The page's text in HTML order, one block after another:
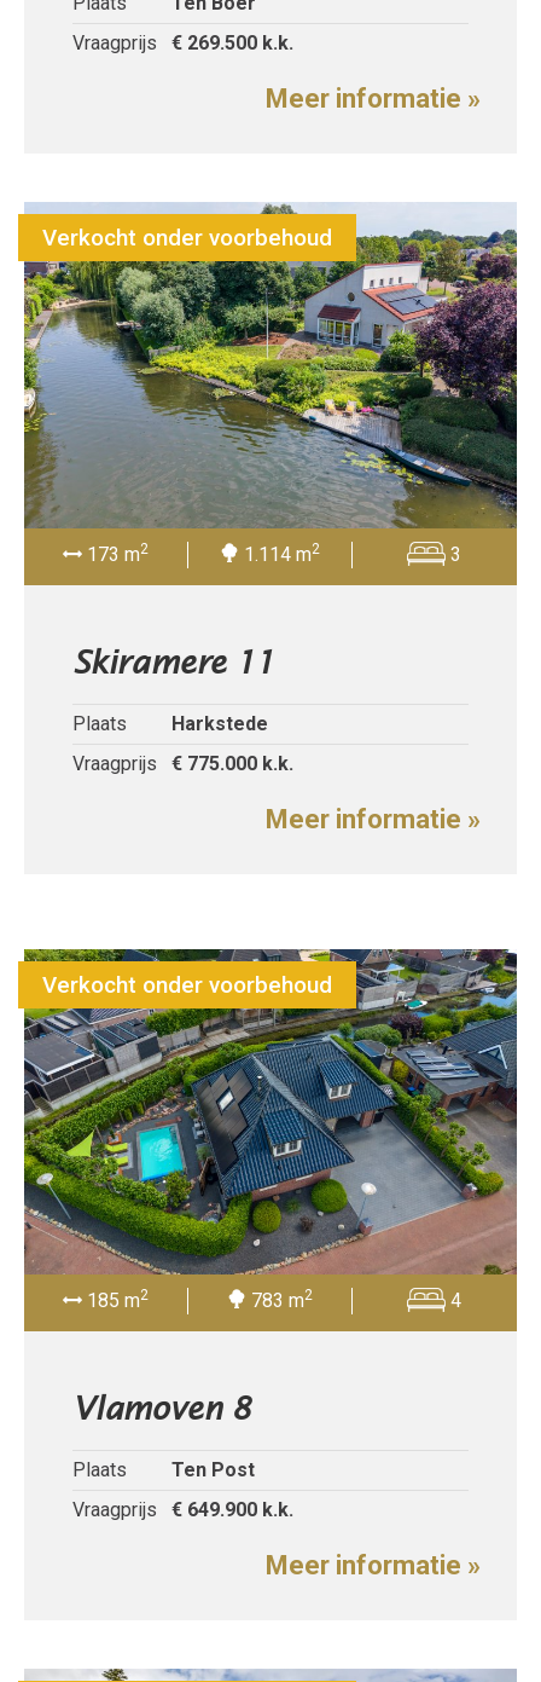
Vraagprijs
€ 269.500 k.k.
Meer informatie »
173 m2 1.114 m2 3
Skiramere 11
Plaats
Harkstede
Vraagprijs
€ 775.000 k.k.
Meer informatie »
Verkocht onder voorbehoud
185 m2 783 m2 4
Vlamoven 8
Plaats
Ten Post
Vraagprijs
€ 649.900 k.k.
Meer informatie »
Verkocht onder voorbehoud